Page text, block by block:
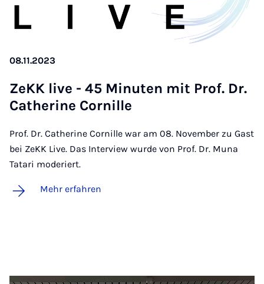
08.11.2023
ZeKK live - 45 Mi­nu­ten mit Prof. Dr.
Ca­the­ri­ne Cor­nil­le
Prof. Dr. Catherine Cornille war am 08. November zu Gast
bei ZeKK Live. Das Interview wurde von Prof. Dr. Muna
Tatari moderiert.
Mehr erfahren